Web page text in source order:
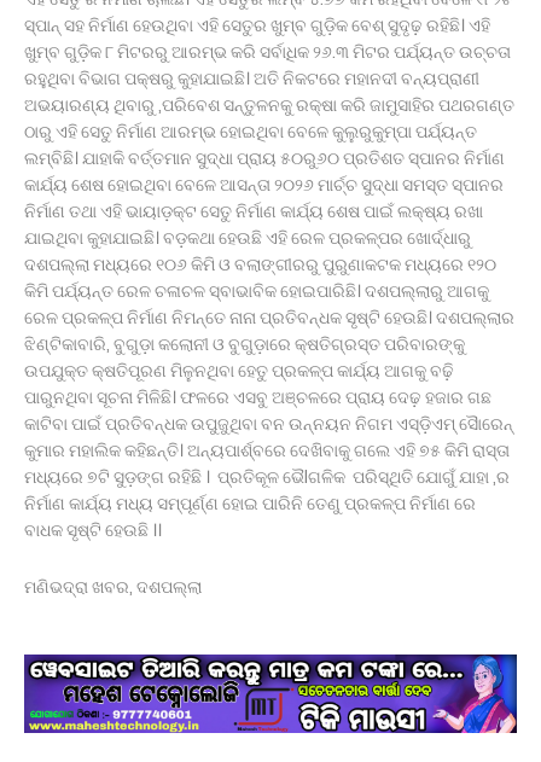
ସ୍ପାନ୍ ସହ ନିର୍ମାଣ ହେଉଥିବା ଏହି ସେତୁର ଖୁମ୍ବ ଗୁଡ଼ିକ ବେଶ୍ ସୁଦୃଢ଼ ରହିଛି। ଏହି
ଖୁମ୍ବ ଗୁଡ଼ିକ ୮ ମିଟରରୁ ଆରମ୍ଭ କରି ସର୍ବାଧିକ ୨୬.୩ ମିଟର ପର୍ଯ୍ୟନ୍ତ ଉଚ୍ଚତା
ରହୁଥିବା ବିଭାଗ ପକ୍ଷରୁ କୁହାଯାଇଛି। ଅତି ନିକଟରେ ମହାନଦୀ ବନ୍ୟପ୍ରାଣୀ
ଅଭୟାରଣ୍ୟ ଥିବାରୁ ,ପରିବେଶ ସନ୍ତୁଳନକୁ ରକ୍ଷା କରି ଜାମୁସାହିର ପଥରଗଣ୍ତ
ଠାରୁ ଏହି ସେତୁ ନିର୍ମାଣ ଆରମ୍ଭ ହୋଇଥିବା ବେଳେ କୁଲୁରୁକୁମ୍ପା ପର୍ଯ୍ୟନ୍ତ
ଲମ୍ବିଛି। ଯାହାକି ବର୍ତ୍ତମାନ ସୁଦ୍ଧା ପ୍ରାୟ ୫୦ରୁ୬୦ ପ୍ରତିଶତ ସ୍ପାନର ନିର୍ମାଣ
କାର୍ଯ୍ୟ ଶେଷ ହୋଇଥିବା ବେଳେ ଆସନ୍ତା ୨୦୨୬ ମାର୍ଚ୍ଚ ସୁଦ୍ଧା ସମସ୍ତ ସ୍ପାନର
ନିର୍ମାଣ ତଥା ଏହି ଭାୟାଡ଼କ୍ଟ ସେତୁ ନିର୍ମାଣ କାର୍ଯ୍ୟ ଶେଷ ପାଇଁ ଲକ୍ଷ୍ୟ ରଖା
ଯାଇଥିବା କୁହାଯାଇଛି। ବଡ଼କଥା ହେଉଛି ଏହି ରେଳ ପ୍ରକଳ୍ପର ଖୋର୍ଦ୍ଧାରୁ
ଦଶପଲ୍ଲା ମଧ୍ୟରେ ୧୦୬ କିମି ଓ ବଲାଙ୍ଗୀରରୁ ପୁରୁଣାକଟକ ମଧ୍ୟରେ ୧୨୦
କିମି ପର୍ଯ୍ୟନ୍ତ ରେଳ ଚଳାଚଳ ସ୍ବାଭାବିକ ହୋଇପାରିଛି। ଦଶପଲ୍ଲାରୁ ଆଗକୁ
ରେଳ ପ୍ରକଳ୍ପ ନିର୍ମାଣ ନିମନ୍ତେ ନାନା ପ୍ରତିବନ୍ଧକ ସୃଷ୍ଟି ହେଉଛି। ଦଶପଲ୍ଲାର
ଝିଣ୍ଟିକାବାରି, ବୁଗୁଡ଼ା କଲୋନୀ ଓ ବୁଗୁଡ଼ାରେ କ୍ଷତିଗ୍ରସ୍ତ ପରିବାରଙ୍କୁ
ଉପଯୁକ୍ତ କ୍ଷତିପୂରଣ ମିଳୁନଥିବା ହେତୁ ପ୍ରକଳ୍ପ କାର୍ଯ୍ୟ ଆଗକୁ ବଢ଼ି
ପାରୁନଥିବା ସୂଚନା ମିଳିଛି। ଫଳରେ ଏସବୁ ଅଞ୍ଚଳରେ ପ୍ରାୟ ଦେଢ଼ ହଜାର ଗଛ
କାଟିବା ପାଇଁ ପ୍ରତିବନ୍ଧକ ଉପୁଜୁଥିବା ବନ ଉନ୍ନୟନ ନିଗମ ଏସ୍‌ଡ଼ିଏମ୍ ସୈାରେନ୍
କୁମାର ମହାଲିକ କହିଛନ୍ତି। ଅନ୍ୟପାର୍ଶ୍ବରେ ଦେଖିବାକୁ ଗଲେ ଏହି ୭୫ କିମି ରାସ୍ତା
ମଧ୍ୟରେ ୭ଟି ସୁଡ଼ଙ୍ଗ ରହିଛି । ପ୍ରତିକୂଳ ଭୈlଗଳିକ ପରିସ୍ଥିତି ଯୋଗୁଁ ଯାହା ,ର
ନିର୍ମାଣ କାର୍ଯ୍ୟ ମଧ୍ୟ ସମ୍ପୂର୍ଣ୍ଣ ହୋଇ ପାରିନି ତେଣୁ ପ୍ରକଳ୍ପ ନିର୍ମାଣ ରେ
ବାଧକ ସୃଷ୍ଟି ହେଉଛି ।।
ମଣିଭଦ୍ରା ଖବର, ଦଶପଲ୍ଲା